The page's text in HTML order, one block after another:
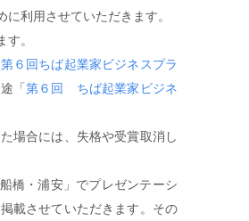
利用させていただきます。
。
第６回ちば起業家ビジネスプラ
「 第６回 ちば起業家ビジネ
場合には、失格や受賞取消し
橋・浦安」でプレゼンテーシ
載させていただきます。その